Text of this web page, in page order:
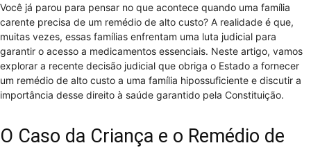
Você já parou para pensar no que acontece quando uma família
carente precisa de um remédio de alto custo? A realidade é que,
muitas vezes, essas famílias enfrentam uma luta judicial para
garantir o acesso a medicamentos essenciais. Neste artigo, vamos
explorar a recente decisão judicial que obriga o Estado a fornecer
um remédio de alto custo a uma família hipossuficiente e discutir a
importância desse direito à saúde garantido pela Constituição.
O Caso da Criança e o Remédio de